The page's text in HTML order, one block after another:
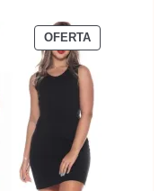
OFERTAPRODUTO
EM
PROMOÇÃO